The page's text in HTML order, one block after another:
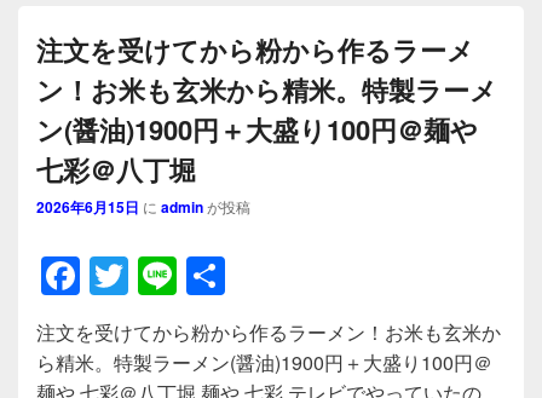
注文を受けてから粉から作るラーメ
ン！お米も玄米から精米。特製ラーメ
ン(醤油)1900円＋大盛り100円＠麺や
七彩＠八丁堀
2026年6月15日 に adminが投稿
F
a
c
T
wi
tt
Li
n
e
有
注文を受けてから粉から作るラーメン！お米も玄米か
ら精米。特製ラーメン(醤油)1900円＋大盛り100円＠
麺や 七彩＠八丁堀 麺や 七彩 テレビでやっていたの